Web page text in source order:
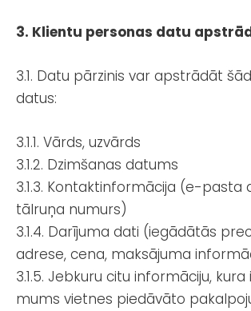
3. Klientu personas datu
3.1. Datu pārzinis var apstrādāt
datus:
3.1.1. Vārds, uzvārds
3.1.2. Dzimšanas datums
3.1.3. Kontaktinformācija (e-pasta
tālruņa numurs)
3.1.4. Darījuma dati (iegādātās
adrese, cena, maksājuma
3.1.5. Jebkuru citu informāciju,
mums vietnes piedāvāto